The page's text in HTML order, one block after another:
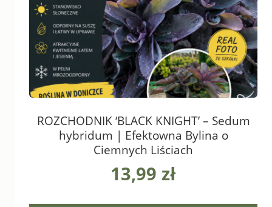
ROZCHODNIK ‘BLACK KNIGHT’ – Sedum
hybridum | Efektowna Bylina o
Ciemnych Liściach
13,99 zł